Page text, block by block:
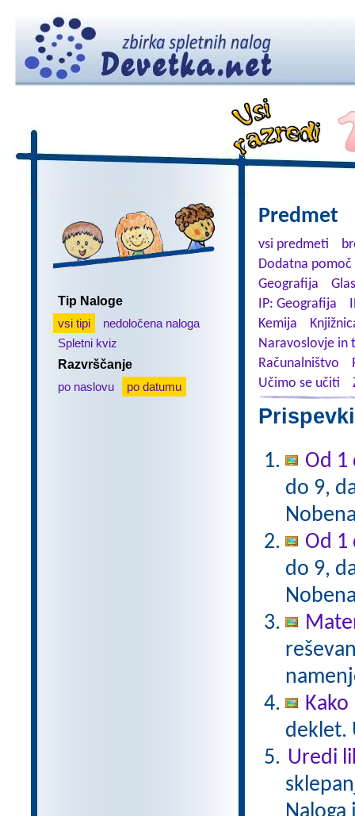
Tip Naloge
vsi tipi
nedoločena naloga
Spletni kviz
Razvrščanje
po naslovu
po datumu
Predmet
vsi predmeti
Dodatna
Geografija
IP: Geografija
Kemija
Naravoslovje in
Računalništvo
Učimo se učiti
Od 1
do 9,
Od 1
do 9,
deklet.
Uredi